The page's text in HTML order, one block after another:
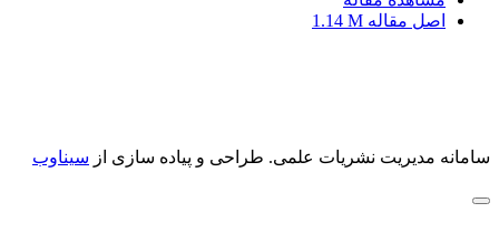
اصل مقاله 1.14 M
سامانه مدیریت نشریات علمی. طراحی و پیاده سازی از سیناوب